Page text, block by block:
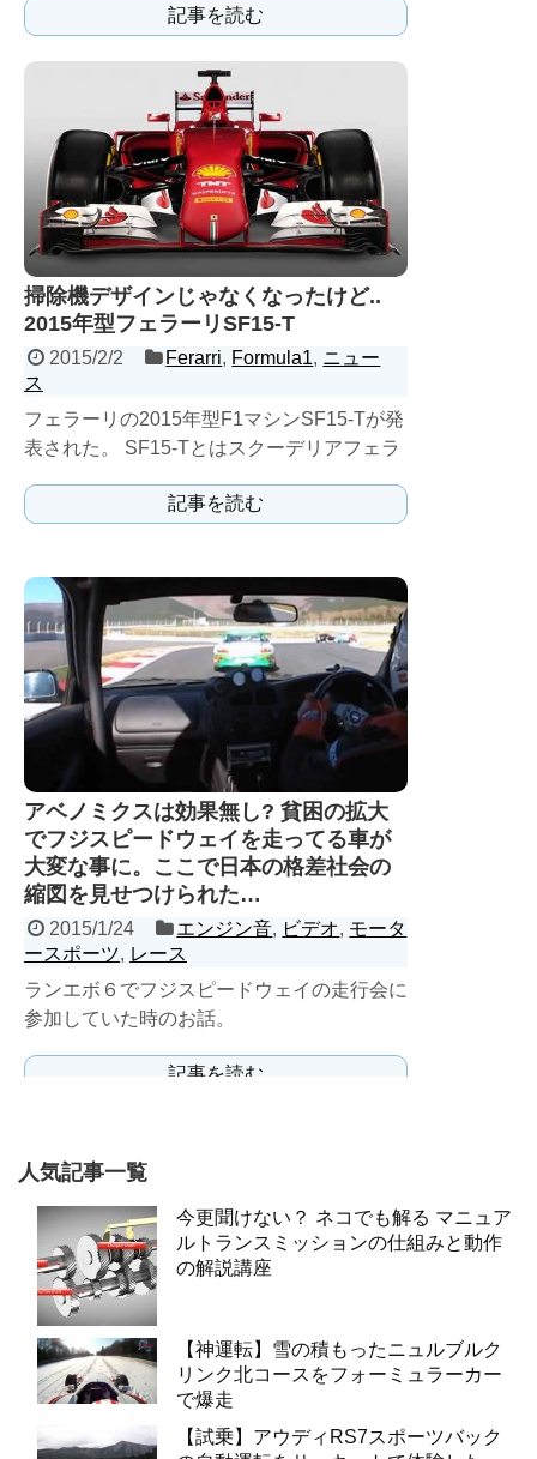
記事を読む
掃除機デザインじゃなくなったけど..
2015年型フェラーリSF15-T
2015/2/2 Ferarri, Formula1, ニュー
ス
フェラーリの2015年型F1マシンSF15-Tが発
表された。 SF15-Tとはスクーデリアフェラ
記事を読む
アベノミクスは効果無し? 貧困の拡大
でフジスピードウェイを走ってる車が
大変な事に。ここで日本の格差社会の
縮図を見せつけられた…
2015/1/24 エンジン音, ビデオ, モータ
ースポーツ, レース
ランエボ６でフジスピードウェイの走行会に
参加していた時のお話。
記事を読む
人気記事一覧
今更聞けない？ ネコでも解る マニュア
ルトランスミッションの仕組みと動作
の解説講座
【神運転】雪の積もったニュルブルク
リンク北コースをフォーミュラーカー
で爆走
【試乗】アウディRS7スポーツバック